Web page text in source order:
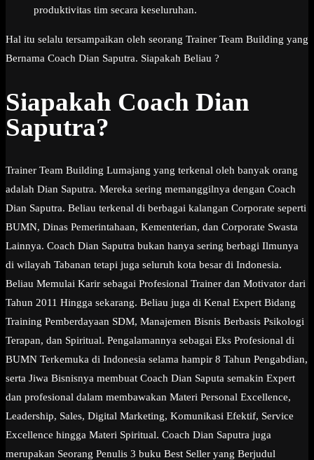
produktivitas tim secara keseluruhan.
Hal itu selalu tersampaikan oleh seorang Trainer Team Building yang
Bernama Coach Dian Saputra. Siapakah Beliau ?
Siapakah Coach Dian
Saputra?
Trainer Team Building Lumajang yang terkenal oleh banyak orang
adalah Dian Saputra. Mereka sering memanggilnya dengan Coach
Dian Saputra. Beliau terkenal di berbagai kalangan Corporate seperti
BUMN, Dinas Pemerintahaan, Kementerian, dan Corporate Swasta
Lainnya. Coach Dian Saputra bukan hanya sering berbagi Ilmunya
di wilayah Tabanan tetapi juga seluruh kota besar di Indonesia.
Beliau Memulai Karir sebagai Profesional Trainer dan Motivator dari
Tahun 2011 Hingga sekarang. Beliau juga di Kenal Expert Bidang
Training Pemberdayaan SDM, Manajemen Bisnis Berbasis Psikologi
Terapan, dan Spiritual. Pengalamannya sebagai Eks Profesional di
BUMN Terkemuka di Indonesia selama hampir 8 Tahun Pengabdian,
serta Jiwa Bisnisnya membuat Coach Dian Saputa semakin Expert
dan profesional dalam membawakan Materi Personal Excellence,
Leadership, Sales, Digital Marketing, Komunikasi Efektif, Service
Excellence hingga Materi Spiritual. Coach Dian Saputra juga
merupakan Seorang Penulis 3 buku Best Seller yang Berjudul